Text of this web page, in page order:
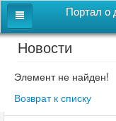
Портал
Главная
Дом дружбы народов
Новости
Новости
Элемент не найден!
Возврат к списку